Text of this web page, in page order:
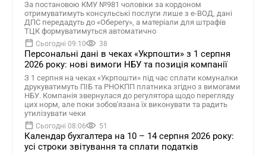
За постановою КМУ №981 чоловіки за кордоном
отримуватимуть консульські послуги лише з е-ВОД, дані
ДПС передадуть до «Оберегу», а матеріали для штрафів
ТЦК формуватимуться автоматично
Сьогодні 09:10 38
Персональні дані в чеках «Укрпошти» з 1 серпня
2026 року: нові вимоги НБУ та позиція компанії
З 1 серпня на чеках «Укрпошти» під час сплати комуналки
друкуватимуть ПІБ та РНОКПП платника згідно з вимогами
НБУ. Компанія звернулася до регулятора щодо перегляду
цих норм, але поки зобов'язана їх виконувати та радить
утилізувати чеки
Сьогодні 08:06 51
Календар бухгалтера на 10 – 14 серпня 2026 року:
усі строки звітування та сплати податків